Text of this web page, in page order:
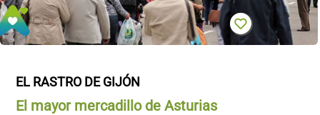
EL RASTRO DE GIJÓN
El mayor mercadillo de Asturias